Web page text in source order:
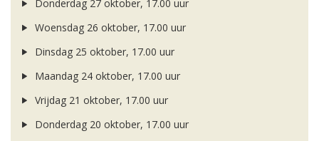
Donderdag 27 oktober, 17.00 uur
Woensdag 26 oktober, 17.00 uur
Dinsdag 25 oktober, 17.00 uur
Maandag 24 oktober, 17.00 uur
Vrijdag 21 oktober, 17.00 uur
Donderdag 20 oktober, 17.00 uur